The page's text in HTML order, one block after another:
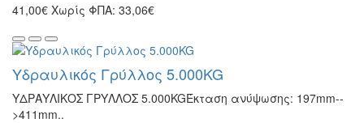
41,00€ Χωρίς ΦΠΑ: 33,06€
Υδραυλικός Γρύλλος 5.000KG
ΥΔΡΑΥΛΙΚΟΣ ΓΡΥΛΛΟΣ 5.000KGΈκταση ανύψωσης: 197mm--
>411mm..